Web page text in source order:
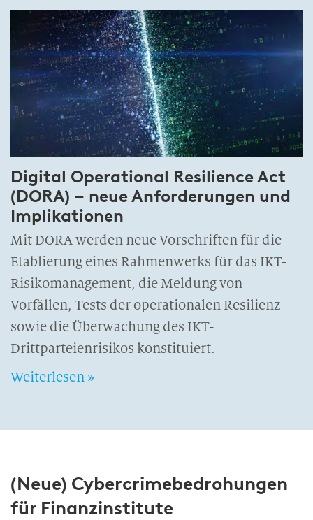
Digital Operational Resilience Act
(DORA) – neue Anforderungen und
Implikationen
Mit DORA werden neue Vorschriften für die
Etablierung eines Rahmenwerks für das IKT-
Risikomanagement, die Meldung von
Vorfällen, Tests der operationalen Resilienz
sowie die Überwachung des IKT-
Drittparteienrisikos konstituiert.
Weiterlesen »
(Neue) Cybercrimebedrohungen
für Finanzinstitute